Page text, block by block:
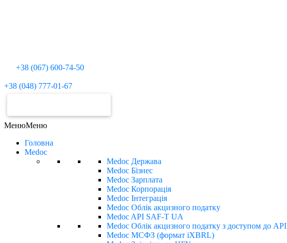
+38 (067) 600-74-50
+38 (048) 777-01-67
МенюМеню
Головна
Medoc
Medoc Держава
Medoc Бізнес
Medoc Зарплата
Medoc Корпорація
Medoc Інтеграція
Medoc Облік акцизного податку
Medoc API SAF-T UA
Medoc Облік акцизного податку з доступом до API
Medoc МСФЗ (формат іХBRL)